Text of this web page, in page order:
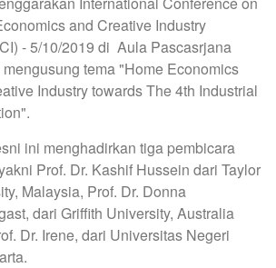
and Creative Industry
- 5/10/2019 di Aula Pascasrjana
tema "Home Economics
Industry towards The 4th Industrial
ini menghadirkan tiga pembicara
Prof. Dr. Kashif Hussein dari Taylor
Malaysia, Prof. Dr. Donna
dari Griffith University, Australia
Dr. Irene, dari Universitas Negeri